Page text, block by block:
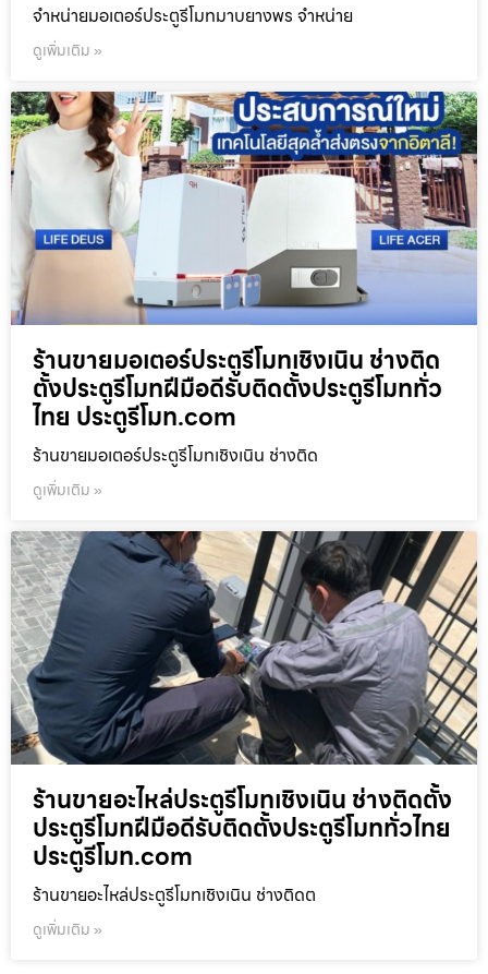
จำหน่ายมอเตอร์ประตูรีโมทมาบยางพร จำหน่าย
ดูเพิ่มเติม »
ร้านขายมอเตอร์ประตูรีโมทเชิงเนิน ช่างติด
ตั้งประตูรีโมทฝีมือดีรับติดตั้งประตูรีโมททั่ว
ไทย ประตูรีโมท.com
ร้านขายมอเตอร์ประตูรีโมทเชิงเนิน ช่างติด
ดูเพิ่มเติม »
ร้านขายอะไหล่ประตูรีโมทเชิงเนิน ช่างติดตั้ง
ประตูรีโมทฝีมือดีรับติดตั้งประตูรีโมททั่วไทย
ประตูรีโมท.com
ร้านขายอะไหล่ประตูรีโมทเชิงเนิน ช่างติดต
ดูเพิ่มเติม »